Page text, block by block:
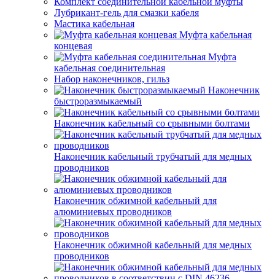
Лубрикант-гель для смазки кабеля
Мастика кабельная
Муфта кабельная
концевая
Муфта
кабельная соединительная
Набор наконечников, гильз
Наконечник
быстроразмыкаемый
Наконечник кабельный со срывными болтами
Наконечник кабельный трубчатый для медных
проводников
Наконечник обжимной кабельный для
алюминиевых проводников
Наконечник обжимной кабельный для медных
проводников